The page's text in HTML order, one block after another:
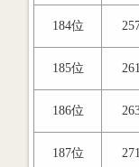
184位
185位
186位
187位